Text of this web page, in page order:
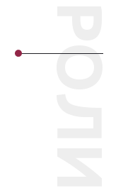
РОЛИ